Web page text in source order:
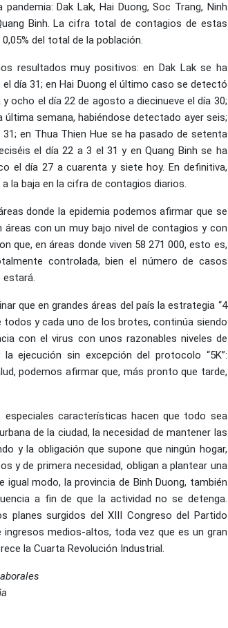
Dak Lak, Hai Duong, Soc Trang, Ninh
Binh. La cifra total de contagios de estas
del total de la población.
resultados muy positivos: en Dak Lak se ha
día 31; en Hai Duong el último caso se detectó
ocho el día 22 de agosto a diecinueve el día 30;
semana, habiéndose detectado ayer seis;
en Thua Thien Hue se ha pasado de setenta
el día 22 a 3 el 31 y en Quang Binh se ha
el día 27 a cuarenta y siete hoy. En definitiva,
la baja en la cifra de contagios diarios.
donde la epidemia podemos afirmar que se
con un muy bajo nivel de contagios y con
que, en áreas donde viven 58 271 000, esto es,
controlada, bien el número de casos
estará.
que en grandes áreas del país la estrategia “4
y cada uno de los brotes, continúa siendo
con el virus con unos razonables niveles de
ejecución sin excepción del protocolo “5K”:
podemos afirmar que, más pronto que tarde,
características hacen que todo sea
de la ciudad, la necesidad de mantener las
y la obligación que supone que ningún hogar,
y de primera necesidad, obligan a plantear una
modo, la provincia de Binh Duong, también
a fin de que la actividad no se detenga.
planes surgidos del XIII Congreso del Partido
medios-altos, toda vez que es un gran
la Cuarta Revolución Industrial.